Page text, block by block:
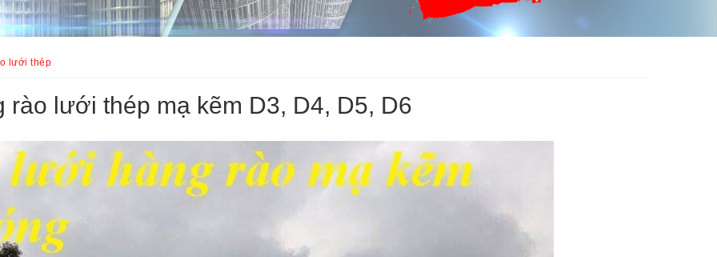
lưới thép
rào lưới thép mạ kẽm D3, D4, D5, D6